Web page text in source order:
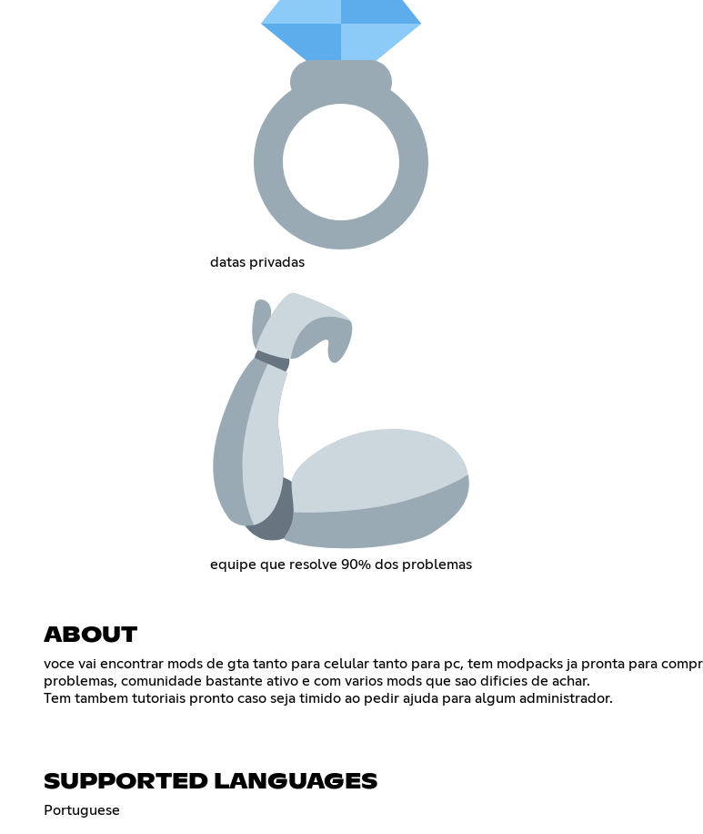
datas privadas
equipe que resolve 90% dos problemas
ABOUT
voce vai encontrar mods de gta tanto para celular tanto para pc, tem modpacks ja pronta para
problemas, comunidade bastante ativo e com varios mods que sao dificies de achar.
Tem tambem tutoriais pronto caso seja timido ao pedir ajuda para algum administrador.
SUPPORTED LANGUAGES
Portuguese